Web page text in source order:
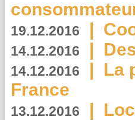
19.12.2016 |
14.12.2016 |
14.12.2016 | La
France
13.12.2016 |